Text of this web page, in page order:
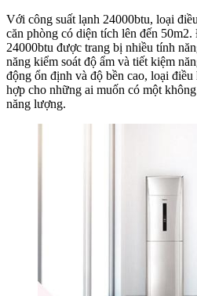
Với công suất lạnh 24000btu, loại
căn phòng có diện tích lên đến
24000btu được trang bị nhiều tính
năng kiểm soát độ ẩm và tiết kiệm
động ổn định và độ bền cao, loại
hợp cho những ai muốn có một
năng lượng.